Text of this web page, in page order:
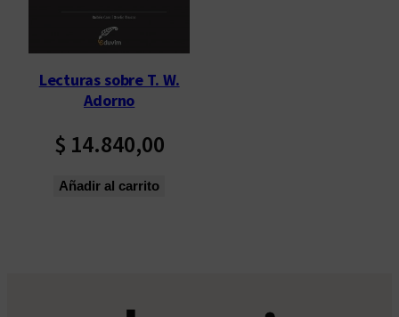
Lecturas sobre T. W.
Adorno
$ 14.840,00
Añadir al carrito